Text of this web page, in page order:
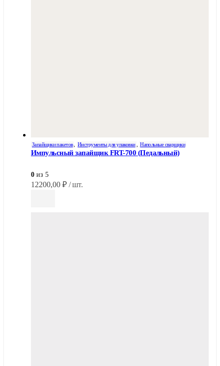
Запайщики пакетов Инструменты для упаковки Напольные сварщики
Импульсный запайщик FRT-700 (Педальный)
0 из 5
12200,00 ₽ / шт.